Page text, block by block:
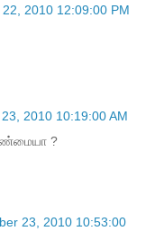
2010 12:09:00 PM
2010 10:19:00 AM
?
23, 2010 10:53:00